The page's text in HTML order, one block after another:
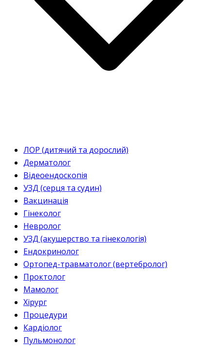
ЛОР (дитячий та дорослий)
Дерматолог
Відеоендоскопія
УЗД (серця та судин)
Вакцинація
Гінеколог
Невролог
УЗД (акушерство та гінекологія)
Ендокринолог
Ортопед-травматолог (вертебролог)
Проктолог
Мамолог
Хірург
Процедури
Кардіолог
Пульмонолог